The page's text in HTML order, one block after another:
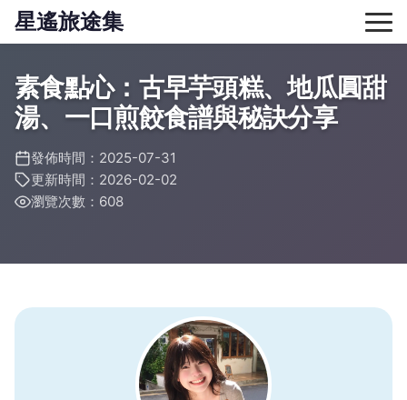
星遙旅途集
素食點心：古早芋頭糕、地瓜圓甜
湯、一口煎餃食譜與秘訣分享
發佈時間：2025-07-31
更新時間：2026-02-02
瀏覽次數：608